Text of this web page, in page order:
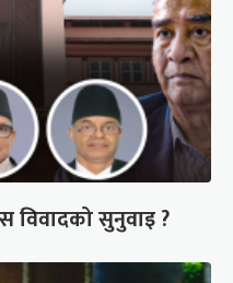
विवादको सुनुवाइ ?